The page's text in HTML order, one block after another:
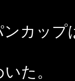
カップ
た。